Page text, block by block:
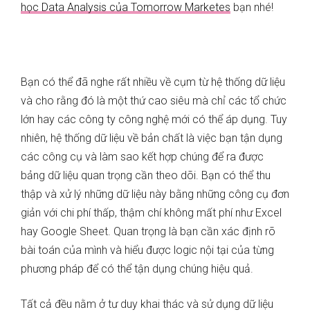
học Data Analysis của Tomorrow Marketes bạn nhé!
Bạn có thể đã nghe rất nhiều về cụm từ hệ thống dữ liệu
và cho rằng đó là một thứ cao siêu mà chỉ các tổ chức
lớn hay các công ty công nghệ mới có thể áp dụng. Tuy
nhiên, hệ thống dữ liệu về bản chất là việc bạn tận dụng
các công cụ và làm sao kết hợp chúng để ra được
bảng dữ liệu quan trọng cần theo dõi. Bạn có thể thu
thập và xử lý những dữ liệu này bằng những công cụ đơn
giản với chi phí thấp, thậm chí không mất phí như Excel
hay Google Sheet. Quan trọng là bạn cần xác định rõ
bài toán của mình và hiểu được logic nội tại của từng
phương pháp để có thể tận dụng chúng hiệu quả.
Tất cả đều nằm ở tư duy khai thác và sử dụng dữ liệu